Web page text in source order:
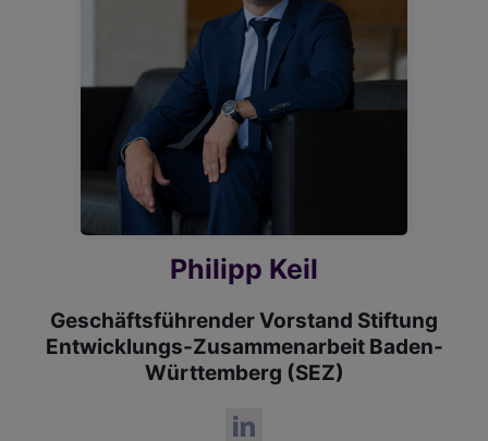
Philipp Keil
Geschäftsführender Vorstand Stiftung
Entwicklungs-Zusammenarbeit Baden-
Württemberg (SEZ)